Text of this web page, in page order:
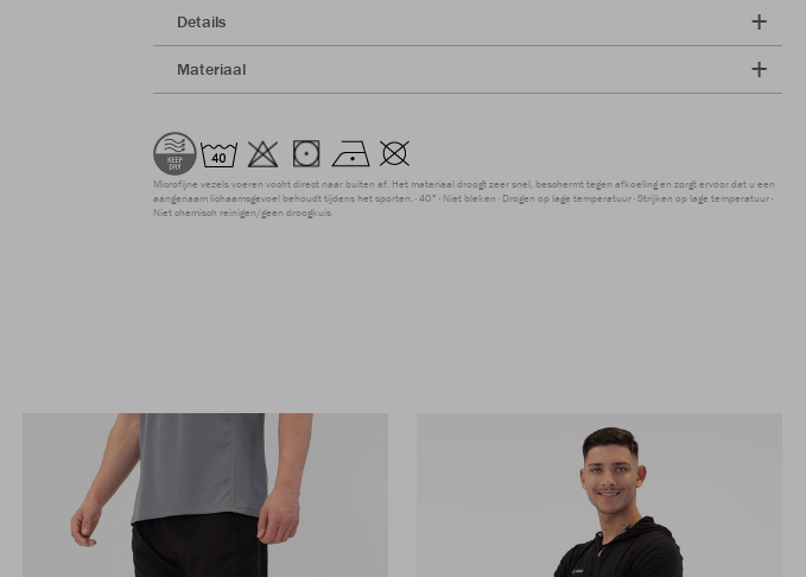
Details
Materiaal
Microfijne vezels voeren vocht direct naar buiten af. Het materiaal droogt zeer snel, beschermt tegen afkoeling en zorgt ervoor dat u een
aangenaam lichaamsgevoel behoudt tijdens het sporten. 40° Niet bleken Drogen op lage temperatuur Strijken op lage temperatuur
Niet chemisch reinigen/geen droogkuis